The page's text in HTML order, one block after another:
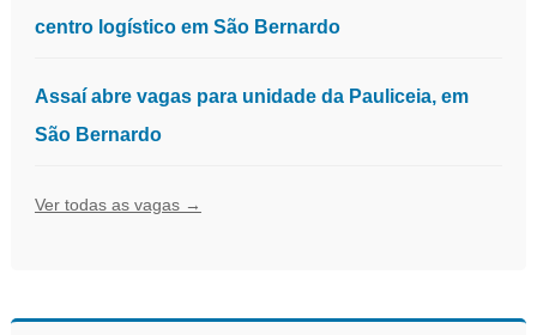
centro logístico em São Bernardo
Assaí abre vagas para unidade da Pauliceia, em
São Bernardo
Ver todas as vagas →